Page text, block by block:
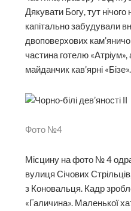
Дякувати Богу, тут нічого
капітально забудували
двоповерхових
частина готелю «Атріум»,
майданчик кав’ярні «Бізе».
Фото №4
Місцину на фото № 4
вулиця Січових
з Коновальця. Кадр
«Галичина». Маленької